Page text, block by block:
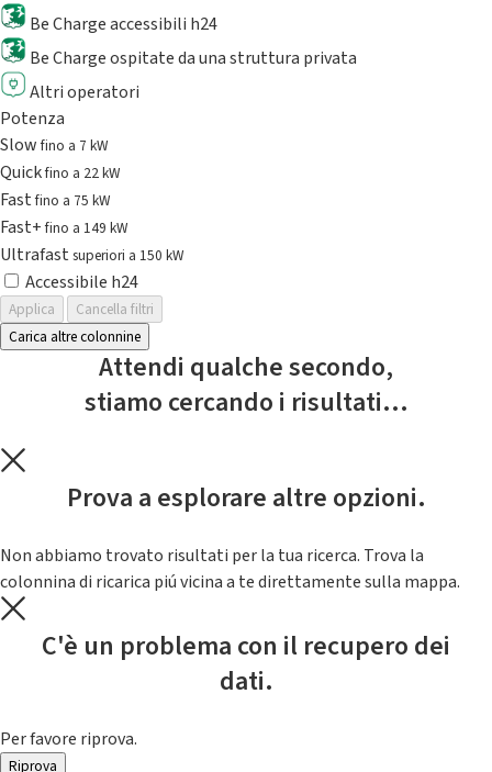
Be Charge accessibili h24
Be Charge ospitate da una struttura privata
Altri operatori
Potenza
Slowfino a 7 kW
Quickfino a 22 kW
Fastfino a 75 kW
Fast+fino a 149 kW
Ultrafast superiori a 150 kW
Accessibile h24
Applica
Cancella filtri
Carica altre colonnine
Attendi qualche secondo,
stiamo cercando i risultati...
Prova a esplorare altre opzioni.
Non abbiamo trovato risultati per la tua ricerca. Trova la
colonnina di ricarica piú vicina a te direttamente sulla mappa.
C'è un problema con il recupero dei
dati.
Per favore riprova.
Riprova